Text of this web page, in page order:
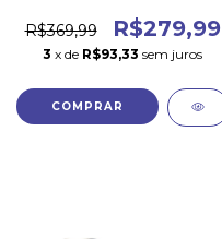
R$369,99
R$279,99
3 x de R$93,33 sem juros
COMPRAR